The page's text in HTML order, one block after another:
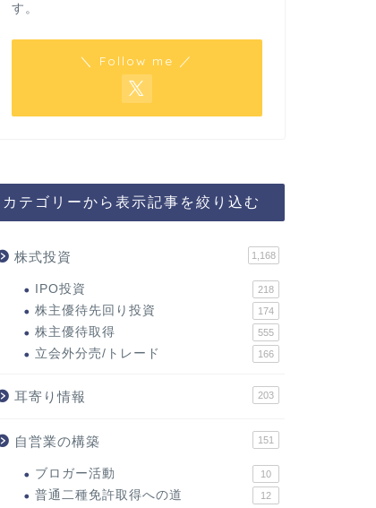
す。
＼ Follow me ／
カテゴリーから表示記事を絞り込む
株式投資 1,168
IPO投資 218
株主優待先回り投資 174
株主優待取得 555
立会外分売/トレード 166
耳寄り情報 203
自営業の構築 151
ブロガー活動 10
普通二種免許取得への道 12